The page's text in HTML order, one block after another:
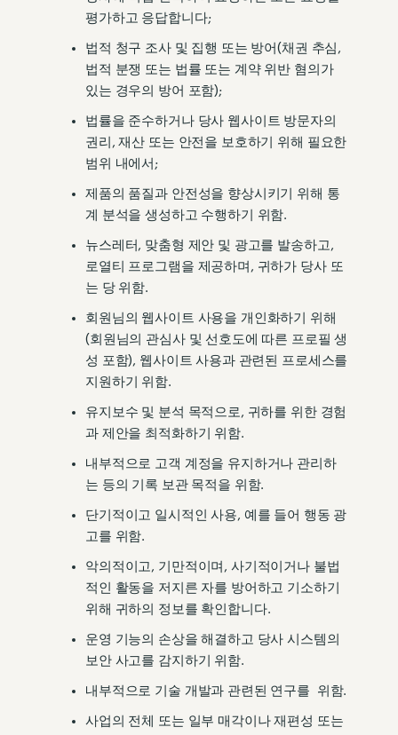
평가하고 응답합니다;
법적 청구 조사 및 집행 또는 방어(채권 추심,
법적 분쟁 또는 법률 또는 계약 위반 혐의가
있는 경우의 방어 포함);
법률을 준수하거나 당사 웹사이트 방문자의
권리, 재산 또는 안전을 보호하기 위해 필요한
범위 내에서;
제품의 품질과 안전성을 향상시키기 위해 통
계 분석을 생성하고 수행하기 위함.
뉴스레터, 맞춤형 제안 및 광고를 발송하고,
로열티 프로그램을 제공하며, 귀하가 당사 또
는 당 위함.
회원님의 웹사이트 사용을 개인화하기 위해
(회원님의 관심사 및 선호도에 따른 프로필 생
성 포함), 웹사이트 사용과 관련된 프로세스를
지원하기 위함.
유지보수 및 분석 목적으로, 귀하를 위한 경험
과 제안을 최적화하기 위함.
내부적으로 고객 계정을 유지하거나 관리하
는 등의 기록 보관 목적을 위함.
단기적이고 일시적인 사용, 예를 들어 행동 광
고를 위함.
악의적이고, 기만적이며, 사기적이거나 불법
적인 활동을 저지른 자를 방어하고 기소하기
위해 귀하의 정보를 확인합니다.
운영 기능의 손상을 해결하고 당사 시스템의
보안 사고를 감지하기 위함.
내부적으로 기술 개발과 관련된 연구를 위함.
사업의 전체 또는 일부 매각이나 재편성 또는